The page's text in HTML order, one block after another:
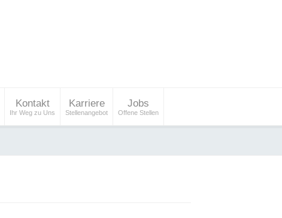
Kontakt
Ihr Weg zu Uns
Karriere
Stellenangebot
Jobs
Offene Stellen